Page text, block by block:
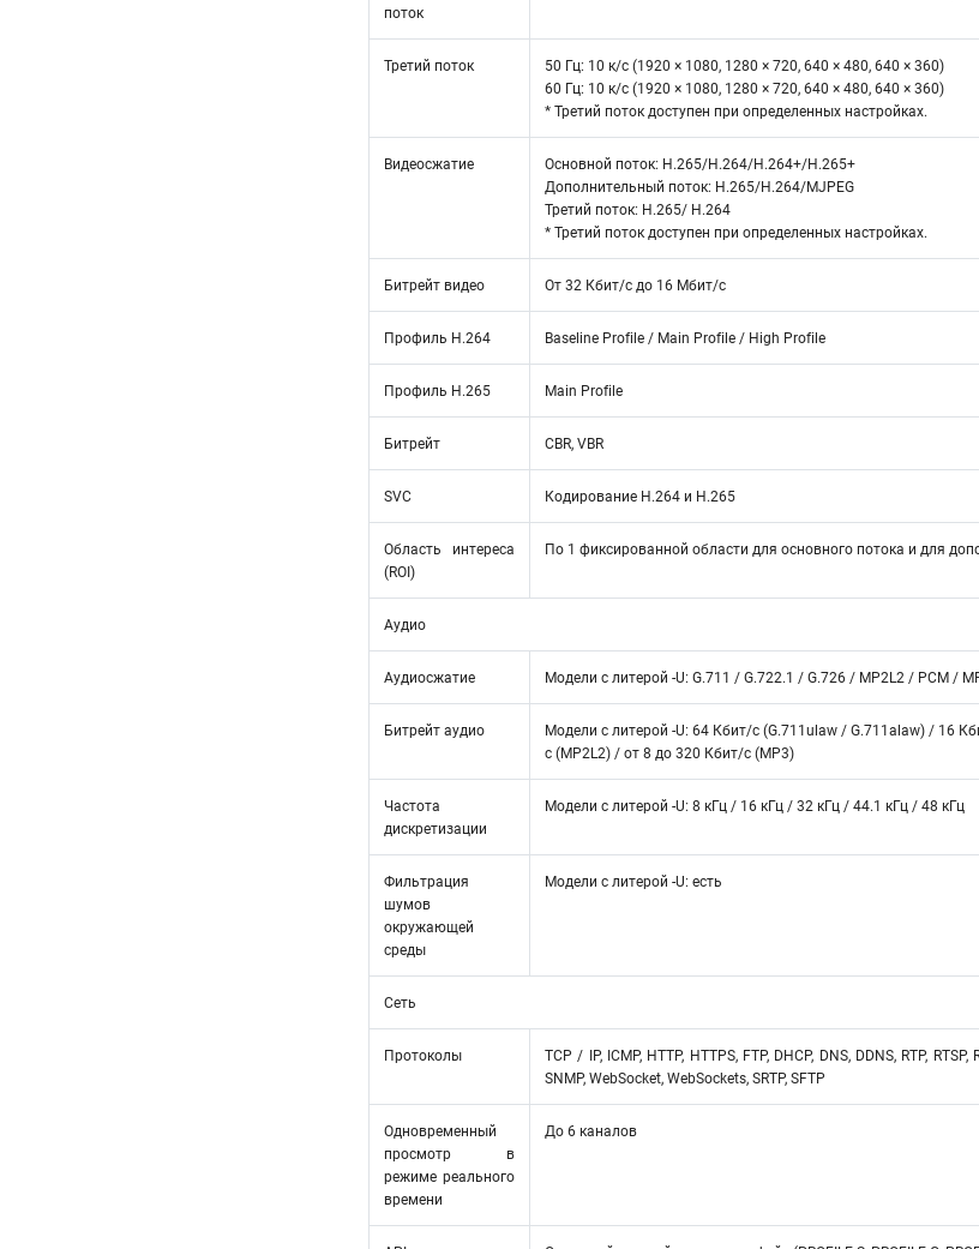
поток
Третий поток
50 Гц: 10 к/с (1920 × 1080, 1280 × 720, 640 × 480, 640 × 360)
60 Гц: 10 к/с (1920 × 1080, 1280 × 720, 640 × 480, 640 × 360)
* Третий поток доступен при определенных настройках.
Видеосжатие
Основной поток: H.265/H.264/H.264+/H.265+
Дополнительный поток: H.265/H.264/MJPEG
Третий поток: H.265/ H.264
* Третий поток доступен при определенных настройках.
Битрейт видео От 32 Кбит/с до 16 Мбит/с
Профиль H.264 Baseline Profile / Main Profile / High Profile
Профиль H.265 Main Profile
Битрейт CBR, VBR
SVC Кодирование H.264 и H.265
Область интереса
(ROI)
По 1 фиксированной области для основного потока и для
Аудио
Аудиосжатие Модели с литерой -U: G.711 / G.722.1 / G.726 / MP2L2 / PCM /
Битрейт аудио
Модели с литерой -U: 64 Кбит/с (G.711ulaw / G.711alaw) / 16
с (MP2L2) / от 8 до 320 Кбит/с (MP3)
Частота
дискретизации
Модели с литерой -U: 8 кГц / 16 кГц / 32 кГц / 44.1 кГц / 48 кГц
Фильтрация
шумов
окружающей
среды
Модели с литерой -U: есть
Сеть
Протоколы
TCP / IP, ICMP, HTTP, HTTPS, FTP, DHCP, DNS, DDNS, RTP,
SNMP, WebSocket, WebSockets, SRTP, SFTP
Одновременный
просмотр в
режиме реального
времени
До 6 каналов